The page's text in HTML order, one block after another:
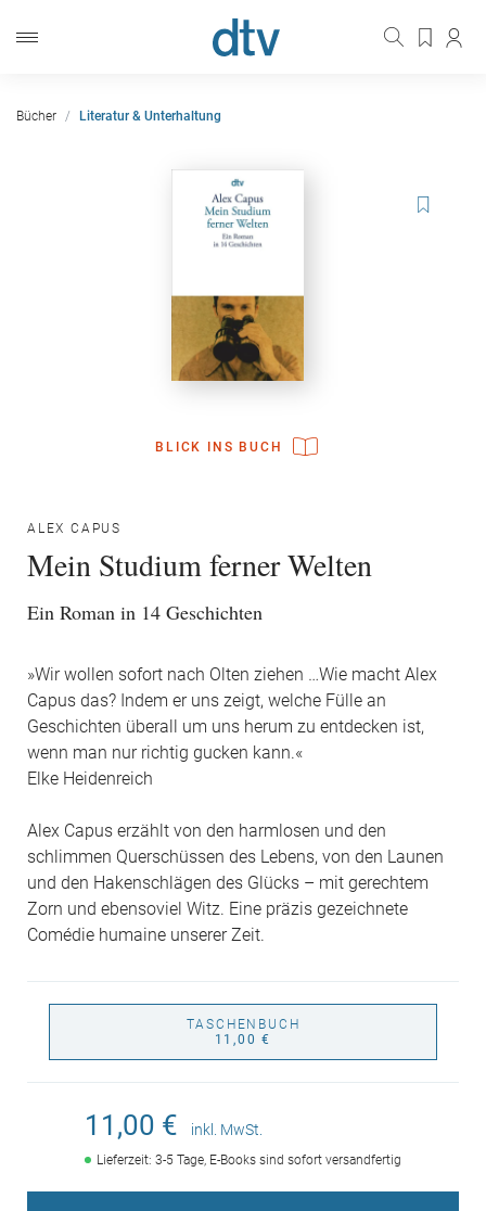
Bücher Literatur & Unterhaltung
BLICK INS BUCH
ALEX CAPUS
Mein Studium ferner Welten
Ein Roman in 14 Geschichten
»Wir wollen sofort nach Olten ziehen …Wie macht Alex
Capus das? Indem er uns zeigt, welche Fülle an
Geschichten überall um uns herum zu entdecken ist,
wenn man nur richtig gucken kann.«
Elke Heidenreich
Alex Capus erzählt von den harmlosen und den
schlimmen Querschüssen des Lebens, von den Launen
und den Hakenschlägen des Glücks – mit gerechtem
Zorn und ebensoviel Witz. Eine präzis gezeichnete
Comédie humaine unserer Zeit.
TASCHENBUCH
11,00 €
11,00 € inkl. MwSt.
Lieferzeit: 3-5 Tage, E-Books sind sofort versandfertig